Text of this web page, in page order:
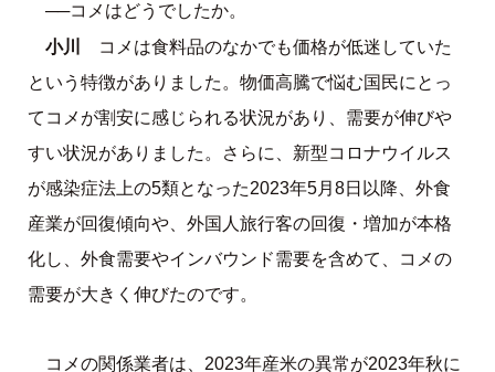
──コメはどうでしたか。
小川
コメは食料品のなかでも価格が低迷していた
という特徴がありました。物価高騰で悩む国民にとっ
てコメが割安に感じられる状況があり、需要が伸びや
すい状況がありました。さらに、新型コロナウイルス
が感染症法上の5類となった2023年5月8日以降、外食
産業が回復傾向や、外国人旅行客の回復・増加が本格
化し、外食需要やインバウンド需要を含めて、コメの
需要が大きく伸びたのです。
コメの関係業者は、2023年産米の異常が2023年秋に